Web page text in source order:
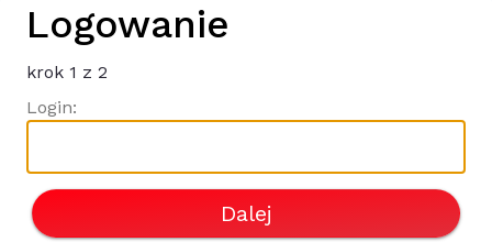
Logowanie
krok 1 z 2
Login:
Dalej